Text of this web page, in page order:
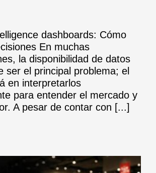
dashboards: Cómo
En muchas
la disponibilidad de datos
ser el principal problema; el
en interpretarlos
para entender el mercado y
A pesar de contar con [...]